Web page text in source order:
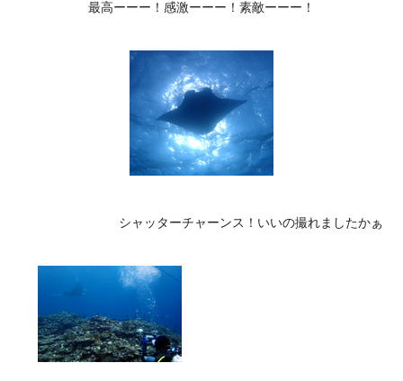
最高ーーー！感激ーーー！素敵ーーー！
シャッターチャーンス！いいの撮れましたかぁ